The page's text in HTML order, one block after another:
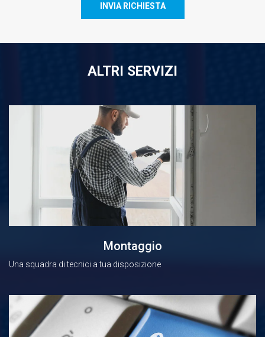
INVIA RICHIESTA
ALTRI SERVIZI
Montaggio
Una squadra di tecnici a tua disposizione